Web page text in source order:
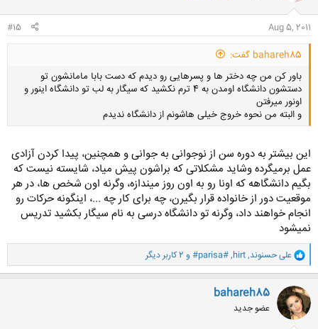
Aug 5, 2011
#15
bahareh85 گفت:
باور کن من چه دختر ها و پسرهایی رو دیدم که دست بابا مامانشون تو
دستشون دانشگاه اومدن به 4 ترم نکشید که سیگار به لب تو دانشگاه اینور و
اونور میرفتن
و البته من نحوه خروج خیلی هاشونم از دانشگاه ندیدم
کلیک کنید تا باز شود...
این بیشتر به دوره سن از نوجوانی به جوانی و همچنین، پیدا کردن آزادی
عمل برمیگرده وشاید مشکلاتی که براشون پیش میاد، شایسته نیست که
بگیم دانشگاهه که اونا رو به اون روز میندازه، وگرنه اون شخص ها، در هر
موقعیت دور از خانواده قرار بگیرن، چه برای کار چه ...، اینگونه حرکات رو
انجام خواهند داد، وگرنه تو دانشگاه درسی به نام سیگار بکشید تدریس
نمیشود
و
ا
ک
ن
ش
ه
ا
علی حسنوند,
hirt
,
#parisa# و 2 کاربر دیگر
bahareh85
عضو جدید